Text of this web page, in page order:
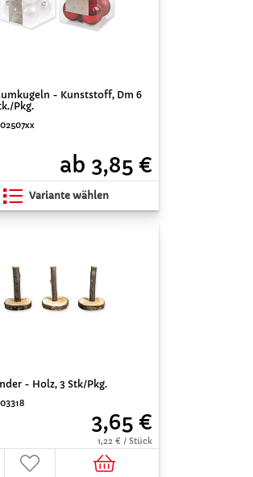
- Kunststoff, Dm 6
Pkg.
ab 3,85 €
Variante wählen
- Holz, 3 Stk/Pkg.
3,65 €
1,22 € / Stück